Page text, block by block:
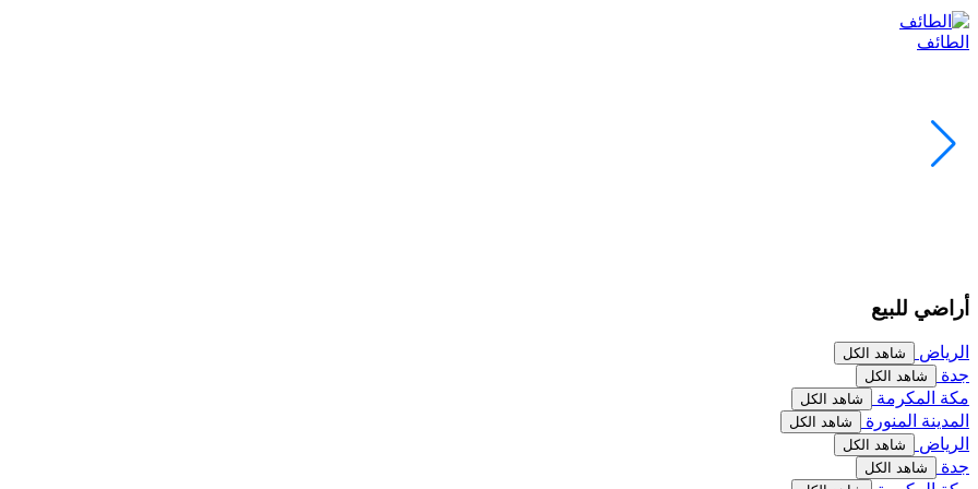
الطائف
أراضي للبيع
الرياض شاهد الكل
جدة شاهد الكل
مكة المكرمة شاهد الكل
المدينة المنورة شاهد الكل
الرياض شاهد الكل
جدة شاهد الكل